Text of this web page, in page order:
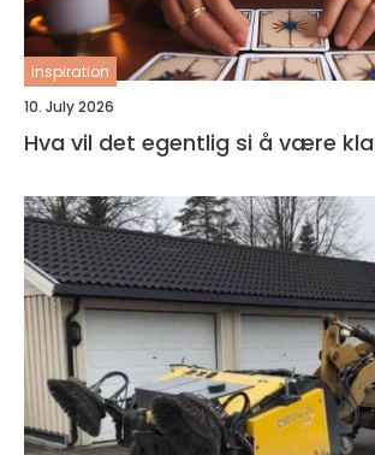
inspiration
10. July 2026
Hva vil det egentlig si å være